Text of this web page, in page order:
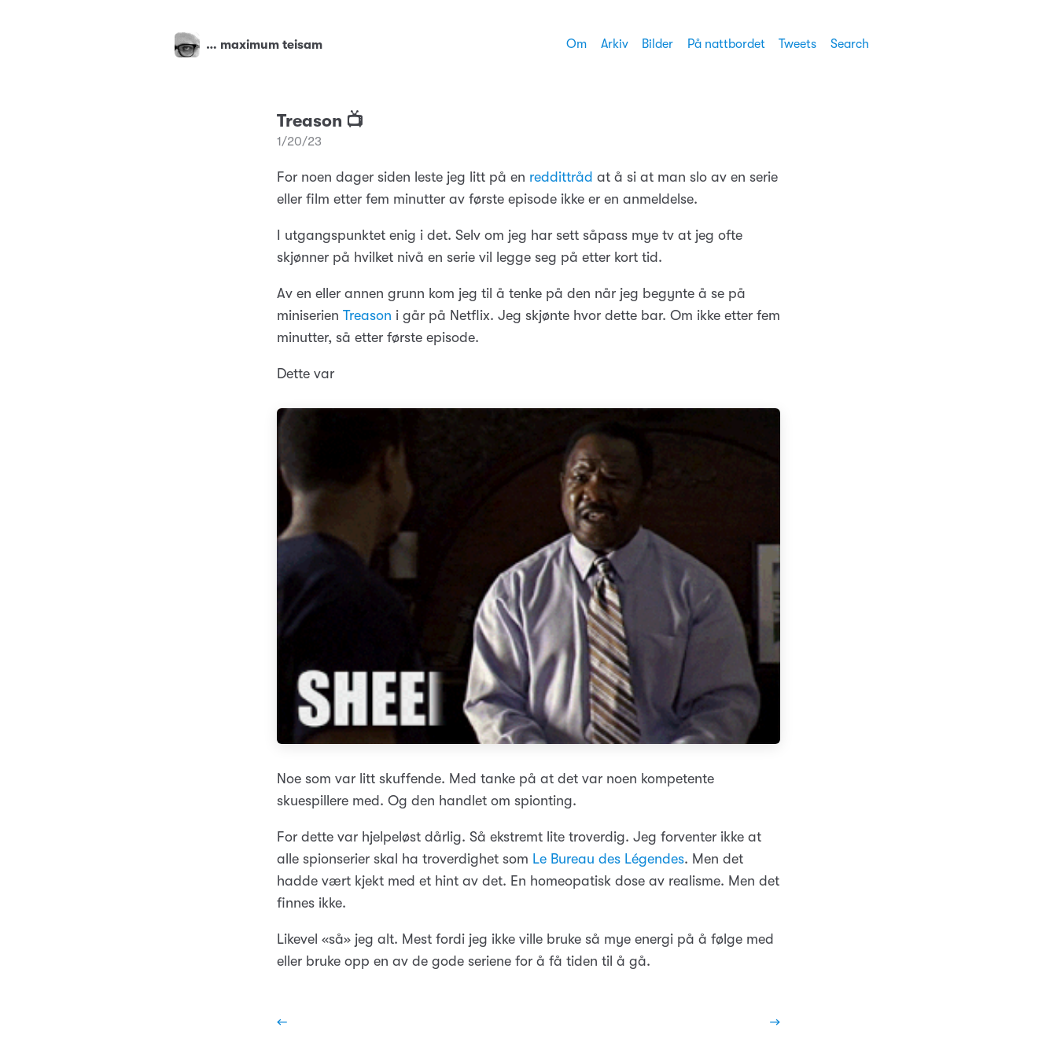
… maximum teisam Om Arkiv Bilder På nattbordet Tweets Search
Treason 📺
1/20/23
For noen dager siden leste jeg litt på en reddittråd at å si at man slo av en serie
eller film etter fem minutter av første episode ikke er en anmeldelse.
I utgangspunktet enig i det. Selv om jeg har sett såpass mye tv at jeg ofte
skjønner på hvilket nivå en serie vil legge seg på etter kort tid.
Av en eller annen grunn kom jeg til å tenke på den når jeg begynte å se på
miniserien Treason i går på Netflix. Jeg skjønte hvor dette bar. Om ikke etter fem
minutter, så etter første episode.
Dette var
Noe som var litt skuffende. Med tanke på at det var noen kompetente
skuespillere med. Og den handlet om spionting.
For dette var hjelpeløst dårlig. Så ekstremt lite troverdig. Jeg forventer ikke at
alle spionserier skal ha troverdighet som Le Bureau des Légendes. Men det
hadde vært kjekt med et hint av det. En homeopatisk dose av realisme. Men det
finnes ikke.
Likevel «så» jeg alt. Mest fordi jeg ikke ville bruke så mye energi på å følge med
eller bruke opp en av de gode seriene for å få tiden til å gå.
← →